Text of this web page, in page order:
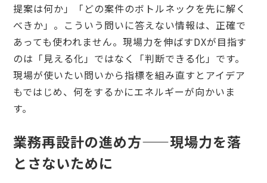
提案は何か」「どの案件のボトルネックを先に解く
べきか」。こういう問いに答えない情報は、正確で
あっても使われません。現場力を伸ばすDXが目指す
のは「見える化」ではなく「判断できる化」です。
現場が使いたい問いから指標を組み直すとアイデア
もではじめ、何をするかにエネルギーが向かいま
す。
業務再設計の進め方——現場力を落
とさないために